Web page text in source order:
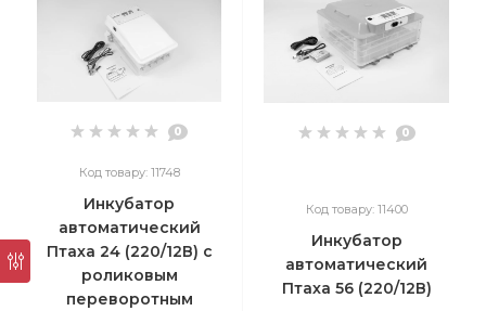
0
Код товару: 11748
Инкубатор
автоматический
Птаха 24 (220/12В) с
роликовым
переворотным
0
Код товару: 11400
Инкубатор
автоматический
Птаха 56 (220/12В)